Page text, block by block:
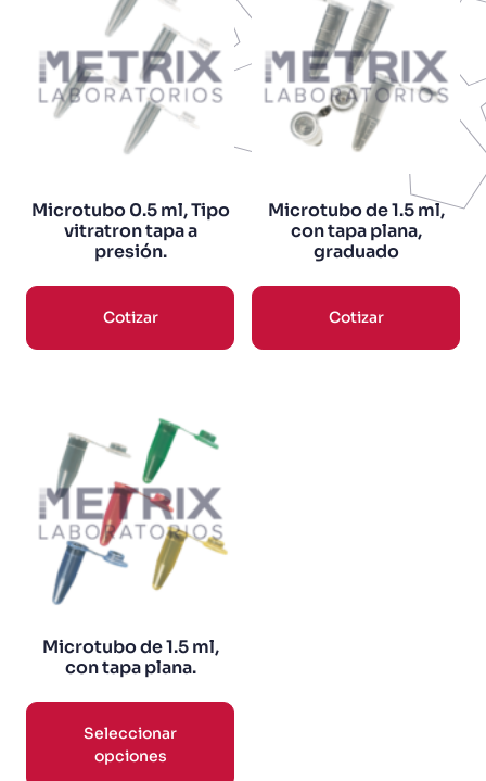
Microtubo 0.5 ml, Tipo
vitratron tapa a
presión.
Cotizar
Microtubo de 1.5 ml,
con tapa plana,
graduado
Cotizar
Microtubo de 1.5 ml,
con tapa plana.
Seleccionar
opciones